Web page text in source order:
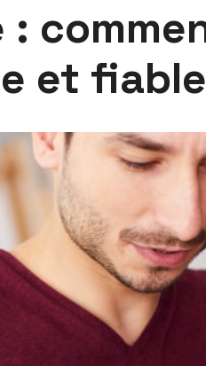
:
et fiable